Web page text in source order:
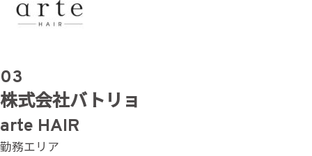
03
株式会社バトリョ
arte HAIR
勤務エリア